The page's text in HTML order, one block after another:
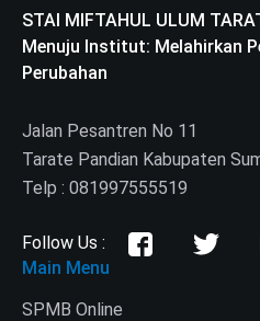
STAI MIFTAHUL ULUM
Menuju Institut: Melahirkan
Perubahan
Jalan Pesantren No 11
Tarate Pandian Kabupaten
Telp : 081997555519
Follow Us :
Main Menu
SPMB Online